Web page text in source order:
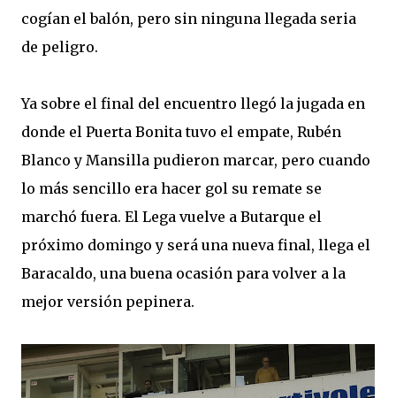
cogían el balón, pero sin ninguna llegada seria
de peligro.
Ya sobre el final del encuentro llegó la jugada en
donde el Puerta Bonita tuvo el empate, Rubén
Blanco y Mansilla pudieron marcar, pero cuando
lo más sencillo era hacer gol su remate se
marchó fuera. El Lega vuelve a Butarque el
próximo domingo y será una nueva final, llega el
Baracaldo, una buena ocasión para volver a la
mejor versión pepinera.